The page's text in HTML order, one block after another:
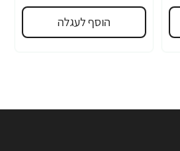
הוסף לעגלה